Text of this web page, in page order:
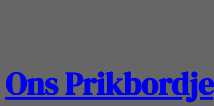
Ons Prikbordje